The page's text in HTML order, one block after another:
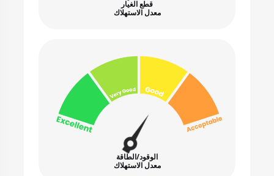
قطع الغيار
معدل الاستهلاك
الوقود/الطاقة
معدل الاستهلاك